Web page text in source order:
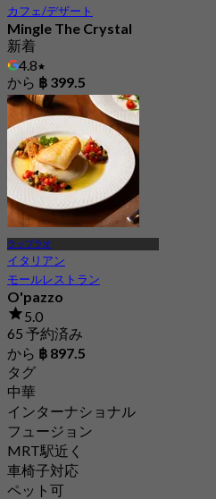
カフェ/デザート
Mingle The Crystal
新着
4.8
から ฿ 399.5
ラップラオ
イタリアン
モールレストラン
O'pazzo
5.0
65 予約済み
から ฿ 897.5
タグ
中華
インターナショナル
フュージョン
MRT駅近く
車椅子対応
ペット可